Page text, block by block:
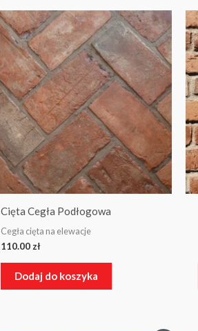
Cięta Cegła Podłogowa
Cegła cięta na elewacje
110.00zł
Dodaj do koszyka